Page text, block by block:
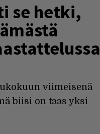
se hetki,
viimeisenä
biisi on taas yksi